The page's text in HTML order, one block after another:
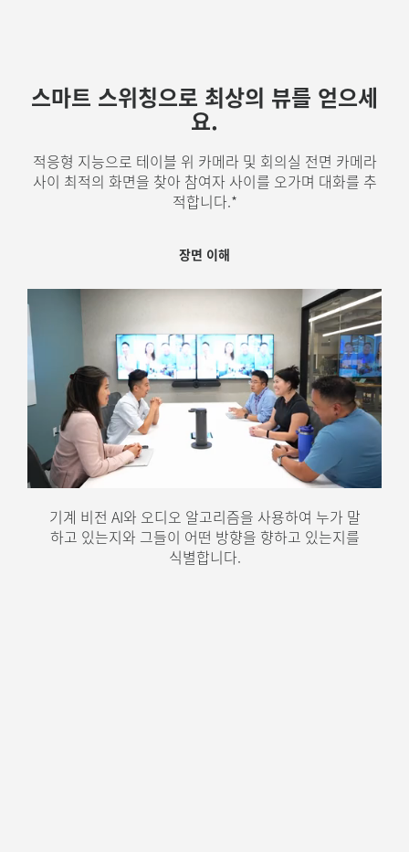
장면 이해
기계 비전 AI와 오디오 알고리즘을 사용하여 누가 말
하고 있는지와 그들이 어떤 방향을 향하고 있는지를
식별합니다.
장면 감독
여러 카메라 중에서 최적의 촬영 각도가 결정됩니다.
카메라 전환
발표자의 얼굴에 대한 최적의 관점 각도를 가진 카
메라 피드가 전송됩니다.
스마트 스위칭으로 최상의 뷰를 얻으세
요.
적응형 지능으로 테이블 위 카메라 및 회의실 전면 카메라
사이 최적의 화면을 찾아 참여자 사이를 오가며 대화를 추
적합니다.*